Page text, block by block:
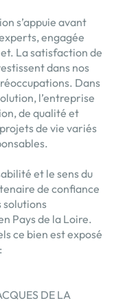
s’appuie avant
engagée
La satisfaction de
dans nos
Dans
l’entreprise
de qualité et
de vie variés
et le sens du
de confiance
solutions
Pays de la Loire.
ce bien est exposé
DE LA